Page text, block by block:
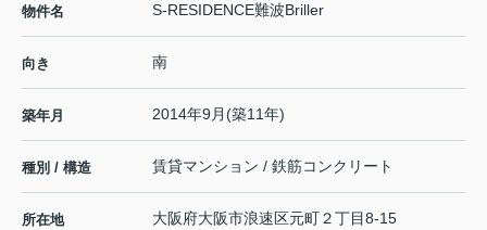
物件名 S-RESIDENCE難波Briller
向き 南
築年月 2014年9月(築11年)
種別 / 構造 賃貸マンション / 鉄筋コンクリート
所在地 大阪府大阪市浪速区元町２丁目8-15